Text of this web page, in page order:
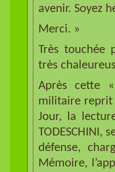
avenir. Soyez
Merci. »
Très touchée
très
Après cette
militaire reprit
Jour, la
TODESCHINI,
défense,
Mémoire,